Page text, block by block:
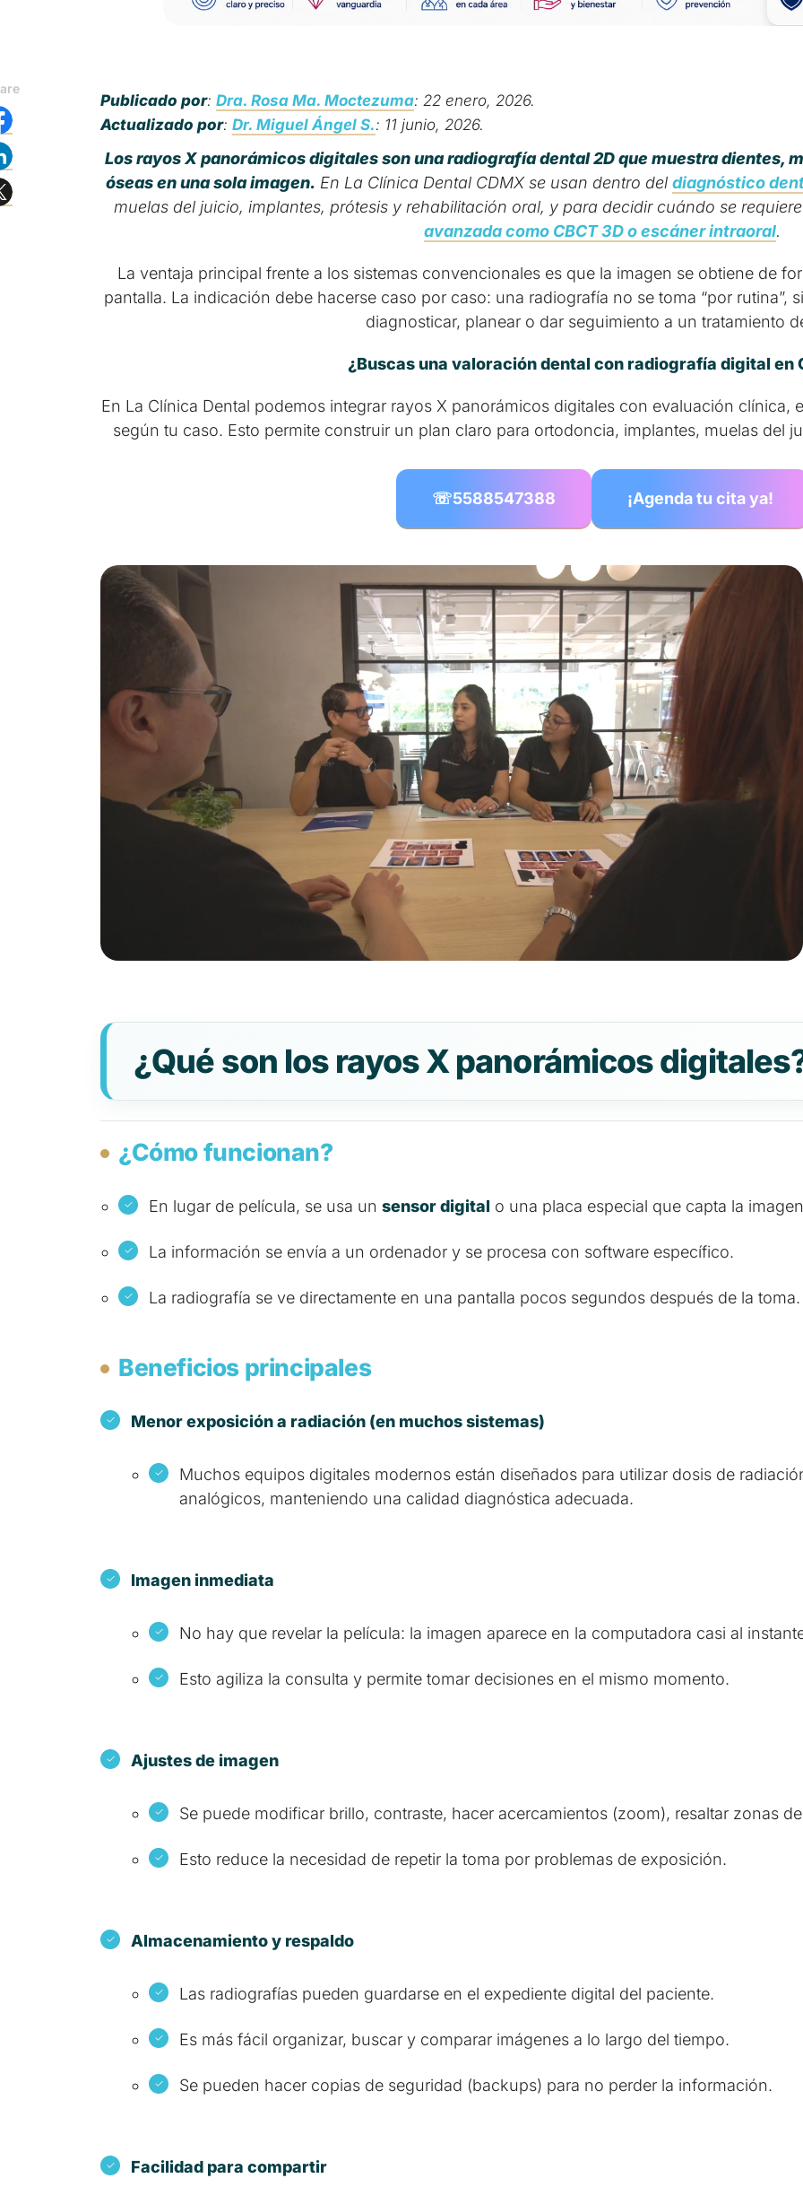
Publicado por: Dra. Rosa Ma. Moctezuma: 22 enero, 2026.
Actualizado por: Dr. Miguel Ángel S.: 11 junio, 2026.
Los rayos X panorámicos digitales son una radiografía dental 2D que muestra dientes,
óseas en una sola imagen. En La Clínica Dental CDMX se usan dentro del diagnóstico
muelas del juicio, implantes, prótesis y rehabilitación oral, y para decidir cuándo se
avanzada como CBCT 3D o escáner intraoral.
La ventaja principal frente a los sistemas convencionales es que la imagen se obtiene de
pantalla. La indicación debe hacerse caso por caso: una radiografía no se toma “por rutina”,
diagnosticar, planear o dar seguimiento a un tratamiento
¿Buscas una valoración dental con radiografía digital en
En La Clínica Dental podemos integrar rayos X panorámicos digitales con evaluación clínica,
según tu caso. Esto permite construir un plan claro para ortodoncia, implantes, muelas del
☏5588547388 ¡Agenda tu cita ya!
¿Qué son los rayos X panorámicos
¿Cómo funcionan?
En lugar de película, se usa un sensor digital o una placa especial que capta la
La información se envía a un ordenador y se procesa con software específico.
La radiografía se ve directamente en una pantalla pocos segundos después de la toma.
Beneficios principales
Menor exposición a radiación (en muchos sistemas)
Muchos equipos digitales modernos están diseñados para utilizar dosis de
analógicos, manteniendo una calidad diagnóstica adecuada.
Imagen inmediata
No hay que revelar la película: la imagen aparece en la computadora casi al
Esto agiliza la consulta y permite tomar decisiones en el mismo momento.
Ajustes de imagen
Se puede modificar brillo, contraste, hacer acercamientos (zoom), resaltar zonas
Esto reduce la necesidad de repetir la toma por problemas de exposición.
Almacenamiento y respaldo
Las radiografías pueden guardarse en el expediente digital del paciente.
Es más fácil organizar, buscar y comparar imágenes a lo largo del tiempo.
Se pueden hacer copias de seguridad (backups) para no perder la información.
Facilidad para compartir